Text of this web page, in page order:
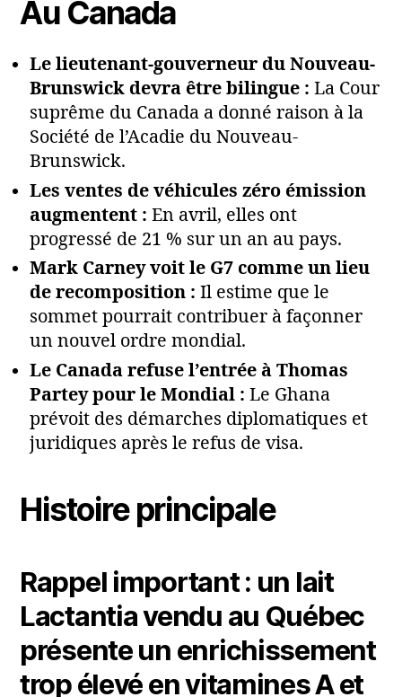
Au Canada
Le lieutenant-gouverneur du Nouveau-
Brunswick devra être bilingue : La Cour
suprême du Canada a donné raison à la
Société de l’Acadie du Nouveau-
Brunswick.
Les ventes de véhicules zéro émission
augmentent : En avril, elles ont
progressé de 21 % sur un an au pays.
Mark Carney voit le G7 comme un lieu
de recomposition : Il estime que le
sommet pourrait contribuer à façonner
un nouvel ordre mondial.
Le Canada refuse l’entrée à Thomas
Partey pour le Mondial : Le Ghana
prévoit des démarches diplomatiques et
juridiques après le refus de visa.
Histoire principale
Rappel important : un lait
Lactantia vendu au Québec
présente un enrichissement
trop élevé en vitamines A et